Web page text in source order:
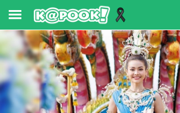
ข่าว-
ความ
รู้